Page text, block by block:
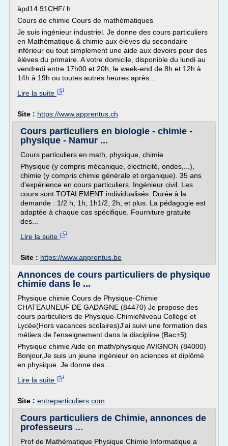
àpd14.91CHF/ h
Cours de chimie Cours de mathématiques
Je suis ingénieur industriel. Je donne des cours particuliers
en Mathématique & chimie aux élèves du secondaire
inférieur ou tout simplement une aide aux devoirs pour des
élèves du primaire. A votre domicile, disponible du lundi au
vendredi entre 17h00 et 20h, le week-end de 8h et 12h à
14h à 19h ou toutes autres heures après...
Lire la suite
Site : https://www.apprentus.ch
Cours particuliers en biologie - chimie -
physique - Namur ...
Cours particuliers en math, physique, chimie
Physique (y compris mécanique, électricité, ondes,...),
chimie (y compris chimie générale et organique). 35 ans
d'expérience en cours particuliers. Ingénieur civil. Les
cours sont TOTALEMENT individualisés. Durée à la
demande : 1/2 h, 1h, 1h1/2, 2h, et plus. La pédagogie est
adaptée à chaque cas spécifique. Fourniture gratuite
des...
Lire la suite
Site : https://www.apprentus.be
Annonces de cours particuliers de physique
chimie dans le ...
Physique chimie Cours de Physique-Chimie
CHATEAUNEUF DE GADAGNE (84470) Je propose des
cours particuliers de Physique-ChimieNiveau Collège et
Lycée(Hors vacances scolaires)J'ai suivi une formation des
métiers de l'enseignement dans la discipline (Bac+5)
Physique chimie Aide en math/physique AVIGNON (84000)
Bonjour,Je suis un jeune ingénieur en sciences et diplômé
en physique. Je donne des...
Lire la suite
Site : entreparticuliers.com
Cours particuliers de Chimie, annonces de
professeurs ...
Prof de Mathématique Physique Chimie Informatique a